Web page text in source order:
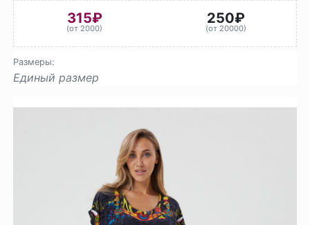
315₽
(от 2000)
250₽
(от 20000)
Размеры:
Единый размер